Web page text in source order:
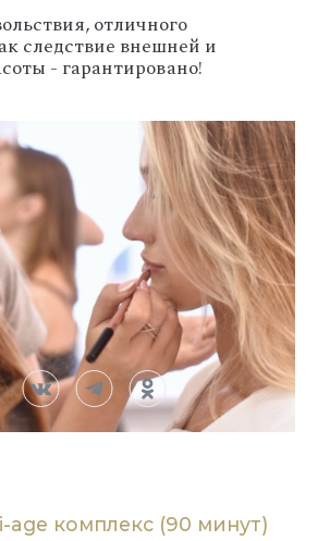
отличного
следствие внешней и
- гарантировано!
age комплекс (90 минут)